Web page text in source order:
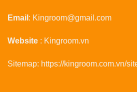
Email : Kingroom@gmail.com
Website : Kingroom.vn
Sitemap: https://kingroom.com.vn/